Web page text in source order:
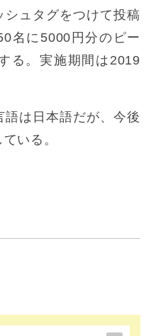
シュタグをつけて投稿
名に5000円分のピー
る。実施期間は2019
は日本語だが、今後
いる。